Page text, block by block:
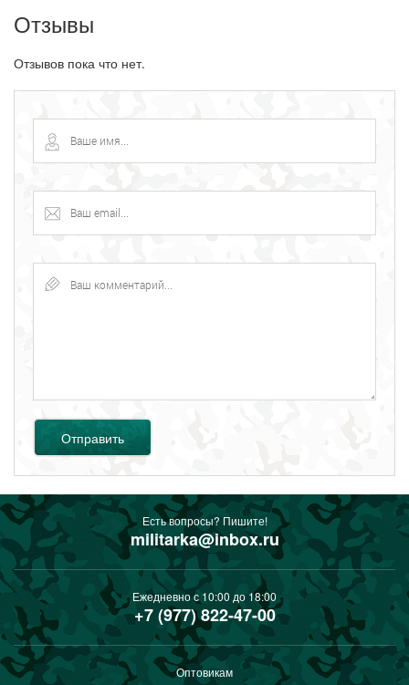
Отзывы
Отзывов пока что нет.
Отправить
Есть вопросы? Пишите!
militarka@inbox.ru
Ежедневно с 10:00 до 18:00
+7 (977) 822-47-00
Оптовикам